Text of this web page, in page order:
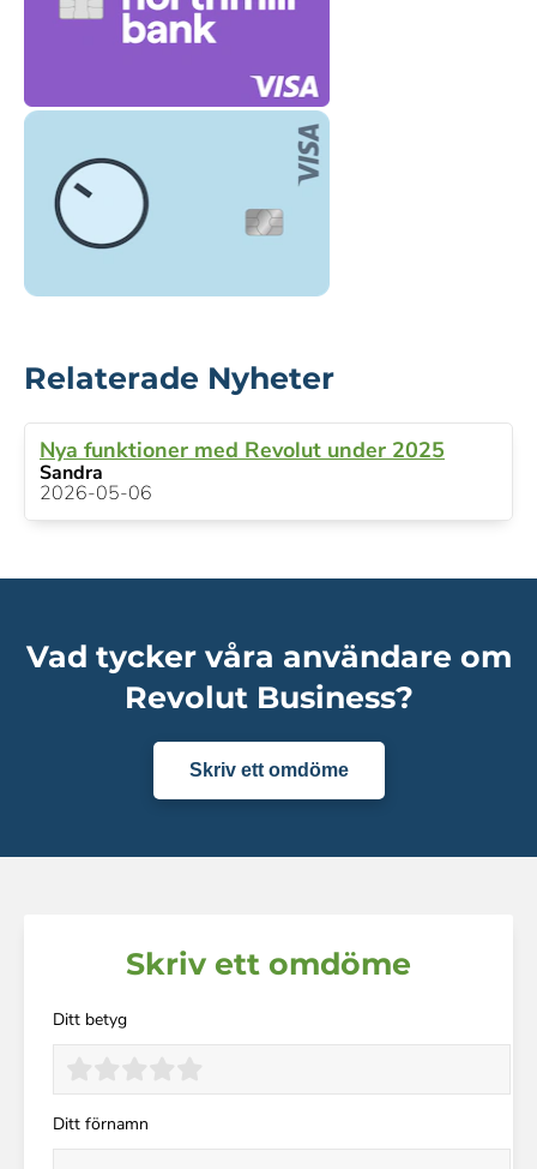
Relaterade Nyheter
Nya funktioner med Revolut under 2025
Sandra
2026-05-06
Vad tycker våra användare om
Revolut Business?
Skriv ett omdöme
Skriv ett omdöme
Ditt betyg
Ditt förnamn